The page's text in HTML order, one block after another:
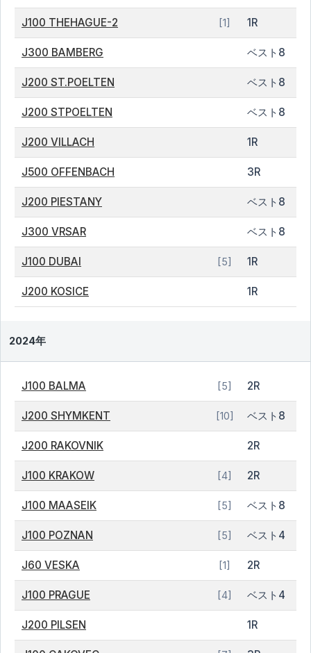
J100 THEHAGUE-2 [1] 1R
J300 BAMBERG ベスト8
J200 ST.POELTEN ベスト8
J200 STPOELTEN ベスト8
J200 VILLACH 1R
J500 OFFENBACH 3R
J200 PIESTANY ベスト8
J300 VRSAR ベスト8
J100 DUBAI [5] 1R
J200 KOSICE 1R
2024年
J100 BALMA [5] 2R
J200 SHYMKENT [10] ベスト8
J200 RAKOVNIK 2R
J100 KRAKOW [4] 2R
J100 MAASEIK [5] ベスト8
J100 POZNAN [5] ベスト4
J60 VESKA [1] 2R
J100 PRAGUE [4] ベスト4
J200 PILSEN 1R